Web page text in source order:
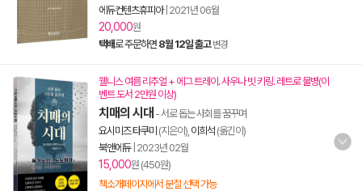
에듀컨텐츠휴피아| 2021년 06월
20,000원
택배로 주문하면 8월 12일 출고 변경
웰니스 여름 리추얼 + 에그 트레이. 사우나 빗 키링. 레트로 물병(이
벤트 도서 2만원 이상)
치매의 시대 - 서로 돕는 사회를 꿈꾸며
요시미즈 타쿠미 (지은이), 이희석 (옮긴이)
북앤에듀| 2023년 02월
15,000원 (450원)
책소개페이지에서 분철 선택 가능